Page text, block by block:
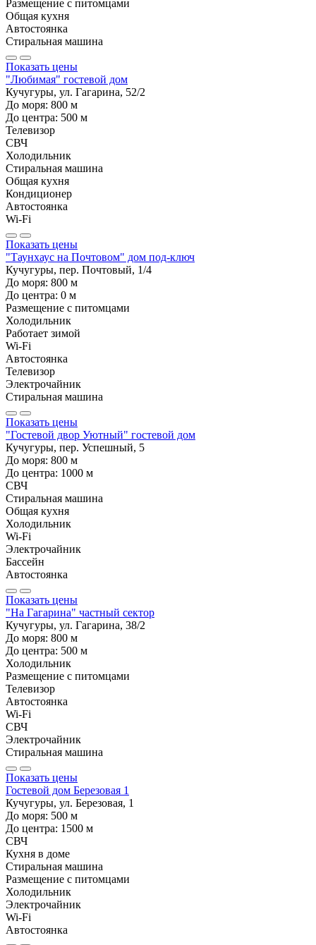
Размещение с питомцами
Общая кухня
Автостоянка
Стиральная машина
Показать цены
"Любимая" гостевой дом
Кучугуры, ул. Гагарина, 52/2
До моря: 800 м
До центра: 500 м
Телевизор
СВЧ
Холодильник
Стиральная машина
Общая кухня
Кондиционер
Автостоянка
Wi-Fi
Показать цены
"Таунхаус на Почтовом" дом под-ключ
Кучугуры, пер. Почтовый, 1/4
До моря: 800 м
До центра: 0 м
Размещение с питомцами
Холодильник
Работает зимой
Wi-Fi
Автостоянка
Телевизор
Электрочайник
Стиральная машина
Показать цены
"Гостевой двор Уютный" гостевой дом
Кучугуры, пер. Успешный, 5
До моря: 800 м
До центра: 1000 м
СВЧ
Стиральная машина
Общая кухня
Холодильник
Wi-Fi
Электрочайник
Бассейн
Автостоянка
Показать цены
"На Гагарина" частный сектор
Кучугуры, ул. Гагарина, 38/2
До моря: 800 м
До центра: 500 м
Холодильник
Размещение с питомцами
Телевизор
Автостоянка
Wi-Fi
СВЧ
Электрочайник
Стиральная машина
Показать цены
Гостевой дом Березовая 1
Кучугуры, ул. Березовая, 1
До моря: 500 м
До центра: 1500 м
СВЧ
Кухня в доме
Стиральная машина
Размещение с питомцами
Холодильник
Электрочайник
Wi-Fi
Автостоянка